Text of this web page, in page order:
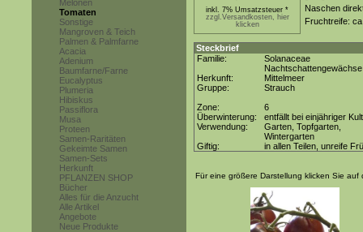
Melonen
Tomaten
Sonstige
Mangroven & Teich
Palmen & Palmfarne
Acacia
Adenium
Baumfarne/Farne
Eucalyptus
Plumeria
Hibiskus
Passiflora
Musa
Proteen
Samen-Raritäten
Gekeimte Samen
Samen-Sets
Herkunft
PFLANZEN SHOP
Bücher
Alles für die Anzucht
Alle Artikel
Angebote
Neue Produkte
inkl. 7% Umsatzsteuer *
zzgl.Versandkosten, hier
klicken
Naschen
Fruchtreife:
Steckbrief
Familie:
Solanaceae
Nachtschattengewächse
Herkunft:
Mittelmeer
Gruppe:
Strauch
Zone:
6
Überwinterung:
entfällt bei einjähriger
Verwendung:
Garten, Topfgarten,
Wintergarten
Giftig:
in allen Teilen, unreife
Für eine größere Darstellung klicken Sie auf